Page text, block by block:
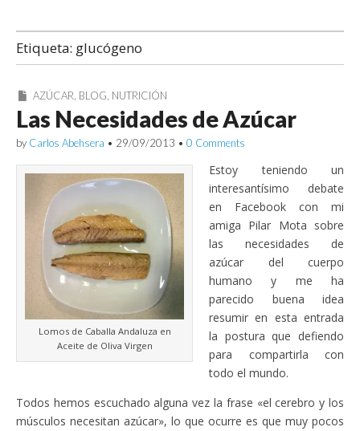
Etiqueta: glucógeno
AZÚCAR, BLOG, NUTRICIÓN
Las Necesidades de Azúcar
by Carlos Abehsera • 29/09/2013 • 0 Comments
Lomos de Caballa Andaluza en
Aceite de Oliva Virgen
Estoy teniendo un
interesantísimo debate
en Facebook con mi
amiga Pilar Mota sobre
las necesidades de
azúcar del cuerpo
humano y me ha
parecido buena idea
resumir en esta entrada
la postura que defiendo
para compartirla con
todo el mundo.
Todos hemos escuchado alguna vez la frase «el cerebro y los
músculos necesitan azúcar», lo que ocurre es que muy pocos